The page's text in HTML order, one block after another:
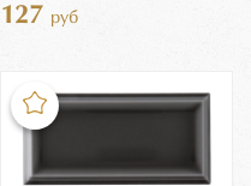
127 руб